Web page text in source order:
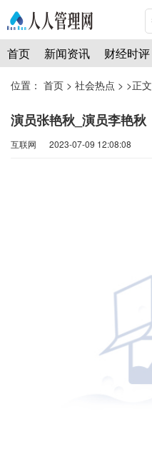
首页 新闻资讯 财经时评
位置： 首页 > 社会热点 > >正文
演员张艳秋_演员李艳秋
互联网 2023-07-09 12:08:08